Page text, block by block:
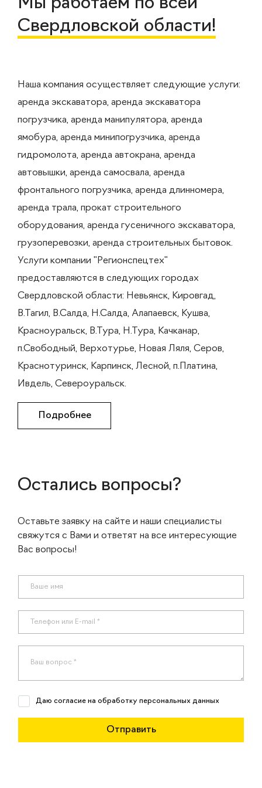
Мы работаем по всей
Свердловской области!
Наша компания осуществляет следующие услуги:
аренда экскаватора, аренда экскаватора
погрузчика, аренда манипулятора, аренда
ямобура, аренда минипогрузчика, аренда
гидромолота, аренда автокрана, аренда
автовышки, аренда самосвала, аренда
фронтального погрузчика, аренда длинномера,
аренда трала, прокат строительного
оборудования, аренда гусеничного экскаватора,
грузоперевозки, аренда строительных бытовок.
Услуги компании "Регионспецтех"
предоставляются в следующих городах
Свердловской области: Невьянск, Кировгад,
В.Тагил, В.Салда, Н.Салда, Алапаевск, Кушва,
Красноуральск, В.Тура, Н.Тура, Качканар,
п.Свободный, Верхотурье, Новая Ляля, Серов,
Краснотуринск, Карпинск, Лесной, п.Платина,
Ивдель, Североуральск.
Подробнее
Остались вопросы?
Оставьте заявку на сайте и наши специалисты
свяжутся с Вами и ответят на все интересующие
Вас вопросы!
Даю согласие на обработку персональных данных